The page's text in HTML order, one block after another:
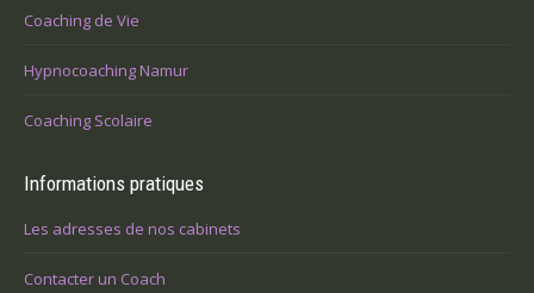
Coaching de Vie
Hypnocoaching Namur
Coaching Scolaire
Informations pratiques
Les adresses de nos cabinets
Contacter un Coach